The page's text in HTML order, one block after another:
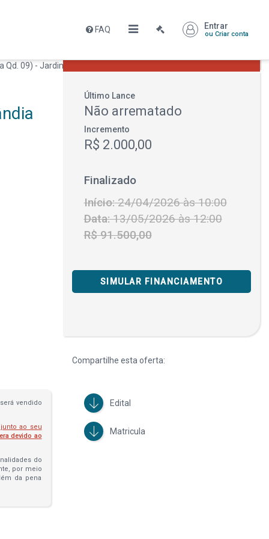
FAQ Entrar
ou Criar conta
Leilão encerrado
vendido
ao seu
devido ao
do
por meio
da pena
Último Lance
Não arrematado
Incremento
R$ 2.000,00
Finalizado
Início:24/04/2026 às 10:00
Data:13/05/2026 às 12:00
R$ 91.500,00
SIMULAR FINANCIAMENTO
Compartilhe esta oferta:
Edital
Matricula